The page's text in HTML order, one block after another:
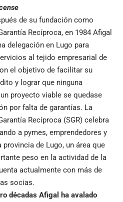
de su fundación como
Recíproca, en 1984 Afigal
delegación en Lugo para
al tejido empresarial de
el objetivo de facilitar su
y lograr que ninguna
proyecto viable se quedase
por falta de garantías. La
Recíproca (SGR) celebra
a pymes, emprendedores y
de Lugo, un área que
peso en la actividad de la
actualmente con más de
socias.
décadas Afigal ha avalado